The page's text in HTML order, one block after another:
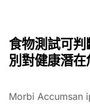
食物測試可
別對健康潛在
Morbi Accumsan